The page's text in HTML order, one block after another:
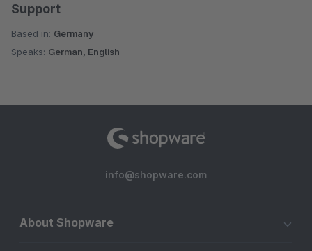
Support
Based in: Germany
Speaks: German, English
info@shopware.com
About Shopware